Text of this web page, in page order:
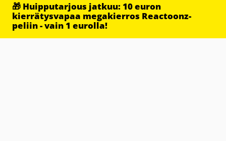
🎁 Huipputarjous jatkuu: 10 euron
kierrätysvapaa megakierros Reactoonz-
peliin - vain 1 eurolla!